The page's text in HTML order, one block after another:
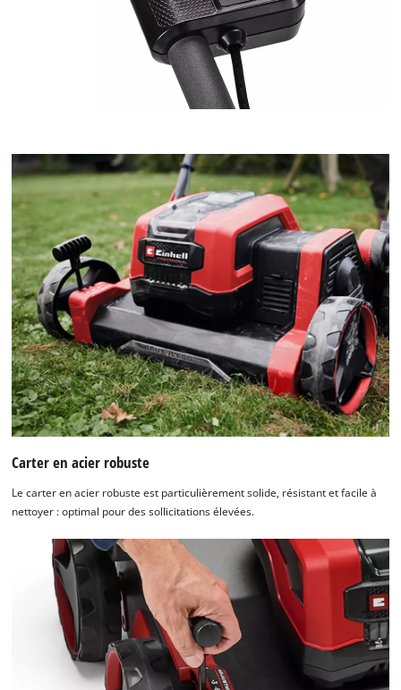
Carter en acier robuste
Le carter en acier robuste est particulièrement solide, résistant et facile à
nettoyer : optimal pour des sollicitations élevées.